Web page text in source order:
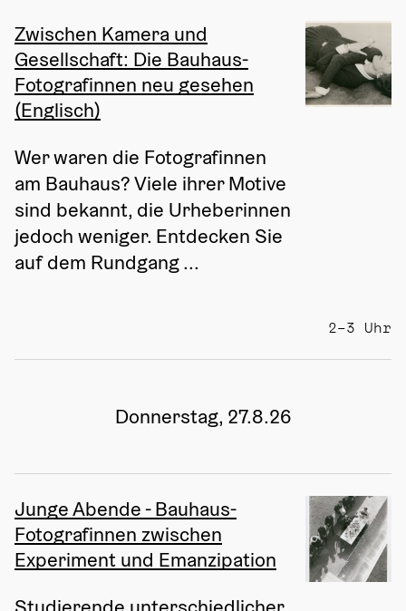
Zwischen Kamera und
Gesellschaft: Die Bauhaus-
Fotografinnen neu gesehen
(Englisch)
Wer waren die Fotografinnen
am Bauhaus? Viele ihrer Motive
sind bekannt, die Urheberinnen
jedoch weniger. Entdecken Sie
auf dem Rundgang ...
2–3 Uhr
Donnerstag, 27.8.26
Junge Abende - Bauhaus-
Fotografinnen zwischen
Experiment und Emanzipation